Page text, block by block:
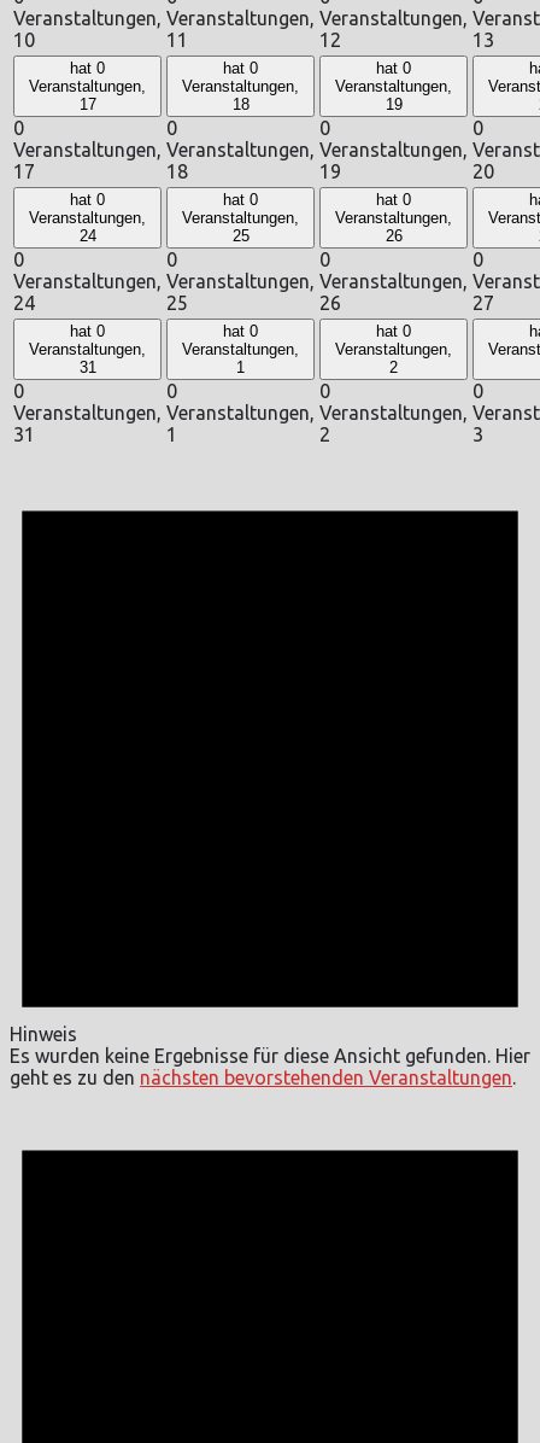
Veranstaltungen,
10
Veranstaltungen,
11
Veranstaltungen,
12
13
hat 0
Veranstaltungen,
17
0
Veranstaltungen,
17
hat 0
Veranstaltungen,
18
0
Veranstaltungen,
18
hat 0
Veranstaltungen,
19
0
Veranstaltungen,
19
0
20
hat 0
Veranstaltungen,
24
0
Veranstaltungen,
24
hat 0
Veranstaltungen,
25
0
Veranstaltungen,
25
hat 0
Veranstaltungen,
26
0
Veranstaltungen,
26
0
27
hat 0
Veranstaltungen,
31
0
Veranstaltungen,
31
hat 0
Veranstaltungen,
1
0
Veranstaltungen,
1
hat 0
Veranstaltungen,
2
0
Veranstaltungen,
2
0
3
Hinweis
Es wurden keine Ergebnisse für diese Ansicht gefunden. Hier
geht es zu den nächsten bevorstehenden Veranstaltungen.